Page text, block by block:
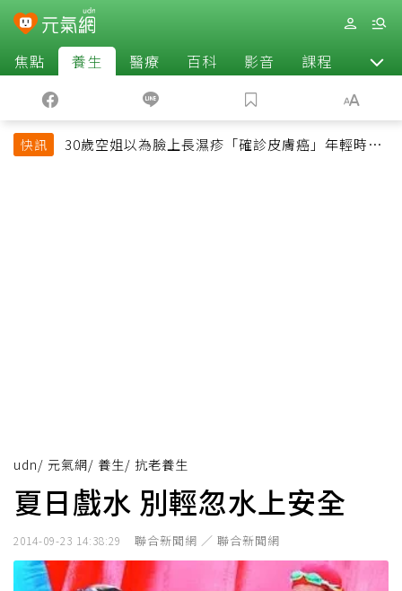
焦點 養生 醫療 百科 影音 課程 退休
快訊
30歲空姐以為臉上長濕疹「確診皮膚癌」年輕時一
udn/ 元氣網/ 養生/ 抗老養生
夏日戲水 別輕忽水上安全
2014-09-23 14:38:29 聯合新聞網 ／ 聯合新聞網